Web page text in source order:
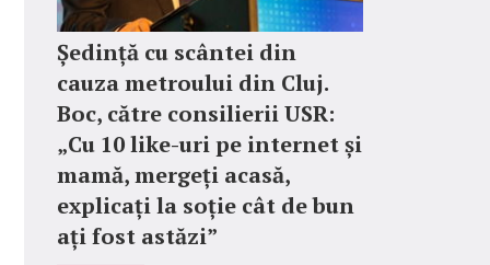
Ședință cu scântei din
cauza metroului din Cluj.
Boc, către consilierii USR:
„Cu 10 like-uri pe internet și
mamă, mergeți acasă,
explicați la soție cât de bun
ați fost astăzi”